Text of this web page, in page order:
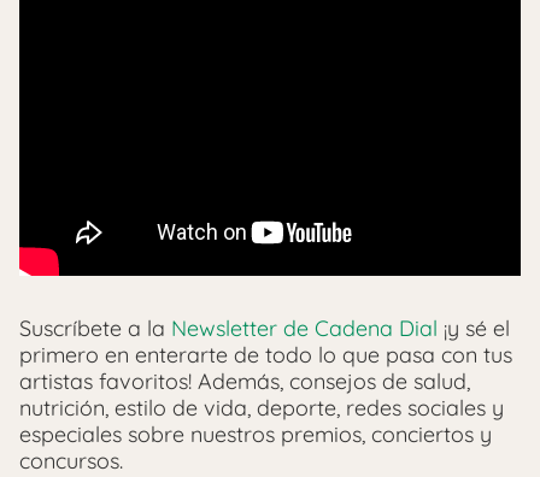
Suscríbete a la Newsletter de Cadena Dial ¡y sé el
primero en enterarte de todo lo que pasa con tus
artistas favoritos! Además, consejos de salud,
nutrición, estilo de vida, deporte, redes sociales y
especiales sobre nuestros premios, conciertos y
concursos.